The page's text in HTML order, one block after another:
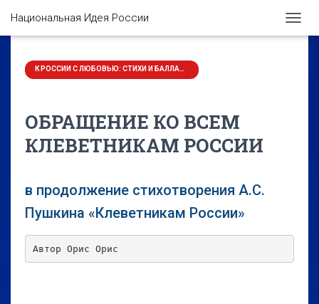
Национальная Идея России
Ц
ОБРАЩЕНИЕ КО ВСЕМ
КЛЕВЕТНИКАМ РОССИИ
в продолжение стихотворения А.С.
Пушкина «Клеветникам России»
Автор Орис Орис
К РОССИИ С ЛЮБОВЬЮ: СТИХИ И БАЛЛАДЫ